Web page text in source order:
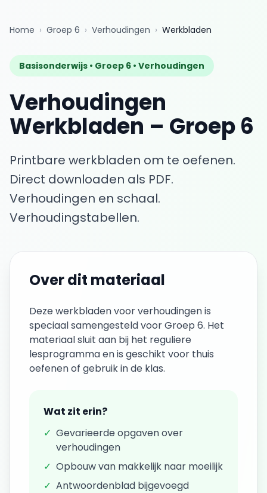
Home › Groep 6 › Verhoudingen › Werkbladen
Basisonderwijs • Groep 6 • Verhoudingen
Verhoudingen
Werkbladen – Groep 6
Printbare werkbladen om te oefenen.
Direct downloaden als PDF.
Verhoudingen en schaal.
Verhoudingstabellen.
Over dit materiaal
Dezewerkbladenvoorverhoudingenis
speciaal samengesteld voorGroep 6. Het
materiaal sluit aan bij het reguliere
lesprogramma en is geschikt voor thuis
oefenen of gebruik in de klas.
Wat zit erin?
✓ Gevarieerde opgaven over
verhoudingen
✓ Opbouw van makkelijk naar moeilijk
✓ Antwoordenblad bijgevoegd